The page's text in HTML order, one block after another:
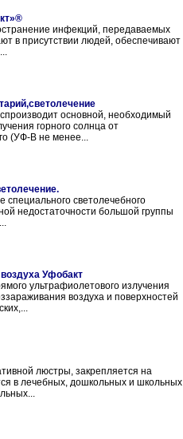
инфекций, передаваемых
в присутствии людей, обеспечивают
основной, необходимый
горного солнца от
(УФ-В не менее...
светолечебного
недостаточности большой группы
Уфобакт
ультрафиолетового излучения
воздуха и поверхностей
люстры, закрепляется на
в лечебных, дошкольных и школьных